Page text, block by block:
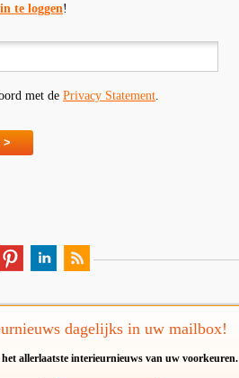
te loggen!
met de Privacy Statement.
dagelijks in uw mailbox!
allerlaatste interieurnieuws van uw voorkeuren.